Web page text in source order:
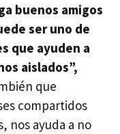
buenos amigos
ser uno de
que ayuden a
aislados”,
que
compartidos
nos ayuda a no